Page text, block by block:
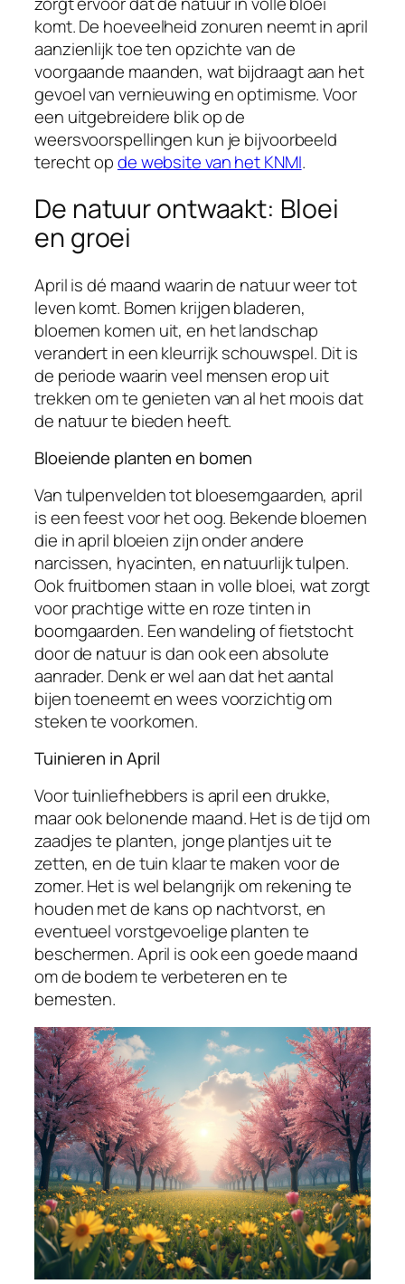
komt. De hoeveelheid zonuren neemt in april
aanzienlijk toe ten opzichte van de
voorgaande maanden, wat bijdraagt aan het
gevoel van vernieuwing en optimisme. Voor
een uitgebreidere blik op de
weersvoorspellingen kun je bijvoorbeeld
terecht opde website van het KNMI.
De natuur ontwaakt: Bloei
en groei
April is dé maand waarin de natuur weer tot
leven komt. Bomen krijgen bladeren,
bloemen komen uit, en het landschap
verandert in een kleurrijk schouwspel. Dit is
de periode waarin veel mensen erop uit
trekken om te genieten van al het moois dat
de natuur te bieden heeft.
Bloeiende planten en bomen
Van tulpenvelden tot bloesemgaarden, april
is een feest voor het oog. Bekende bloemen
die in april bloeien zijn onder andere
narcissen, hyacinten, en natuurlijk tulpen.
Ook fruitbomen staan in volle bloei, wat zorgt
voor prachtige witte en roze tinten in
boomgaarden. Een wandeling of fietstocht
door de natuur is dan ook een absolute
aanrader. Denk er wel aan dat het aantal
bijen toeneemt en wees voorzichtig om
steken te voorkomen.
Tuinieren in April
Voor tuinliefhebbers is april een drukke,
maar ook belonende maand. Het is de tijd om
zaadjes te planten, jonge plantjes uit te
zetten, en de tuin klaar te maken voor de
zomer. Het is wel belangrijk om rekening te
houden met de kans op nachtvorst, en
eventueel vorstgevoelige planten te
beschermen. April is ook een goede maand
om de bodem te verbeteren en te
bemesten.